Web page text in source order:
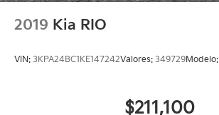
2019 Kia RIO
VIN: 3KPA24BC1KE147242Valores: 349729Modelo:
$211,100